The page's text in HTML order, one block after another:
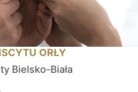
ORŁY
Bielsko-Biała